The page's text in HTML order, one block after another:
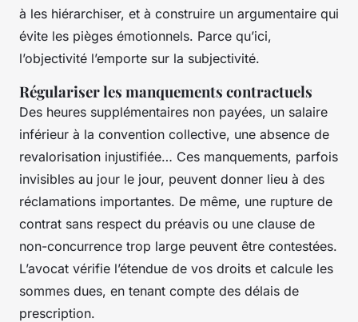
à les hiérarchiser, et à construire un argumentaire qui
évite les pièges émotionnels. Parce qu’ici,
l’objectivité l’emporte sur la subjectivité.
Régulariser les manquements contractuels
Des heures supplémentaires non payées, un salaire
inférieur à la convention collective, une absence de
revalorisation injustifiée… Ces manquements, parfois
invisibles au jour le jour, peuvent donner lieu à des
réclamations importantes. De même, une rupture de
contrat sans respect du préavis ou une clause de
non-concurrence trop large peuvent être contestées.
L’avocat vérifie l’étendue de vos droits et calcule les
sommes dues, en tenant compte des délais de
prescription.